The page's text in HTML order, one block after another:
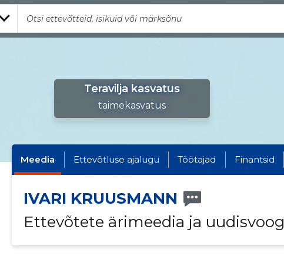
Teravilja kasvatus
taimekasvatus
Meedia Ettevõtluse ajalugu Töötajad Finantsid
IVARI KRUUSMANN
Ettevõtete ärimeedia ja uudisvoog